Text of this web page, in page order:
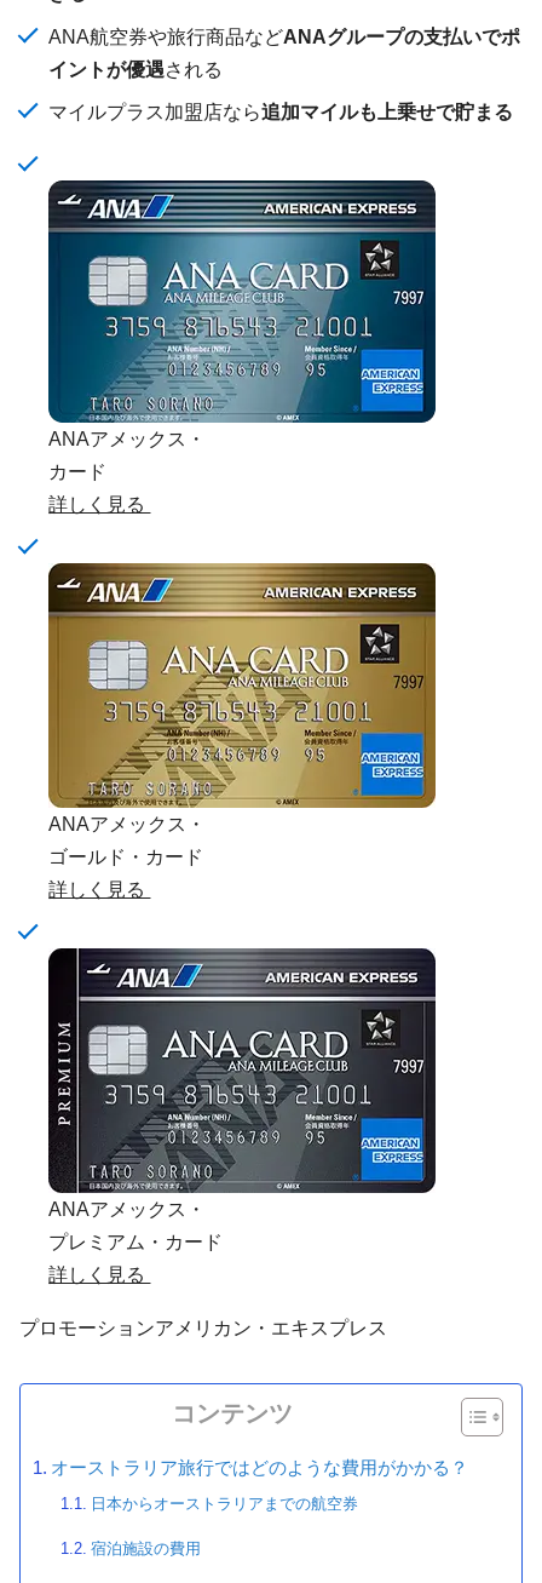
ANA航空券や旅行商品などANAグループの支払いでポ
イントが優遇される
マイルプラス加盟店なら追加マイルも上乗せで貯まる
ANAアメックス・
カード
詳しく見る
ANAアメックス・
ゴールド・カード
詳しく見る
ANAアメックス・
プレミアム・カード
詳しく見る
プロモーションアメリカン・エキスプレス
コンテンツ
オーストラリア旅行ではどのような費用がかかる？
日本からオーストラリアまでの航空券
宿泊施設の費用